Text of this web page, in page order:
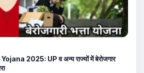
2025: UP व अन्य राज्यों में बेरोजगार